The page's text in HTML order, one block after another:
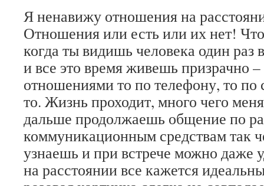
Я ненавижу отношения на
Отношения или есть или их нет!
когда ты видишь человека один раз
и все это время живешь призрачно
отношениями то по телефону, то по
то. Жизнь проходит, много чего
дальше продолжаешь общение по
коммуникационным средствам так
узнаешь и при встрече можно даже
на расстоянии все кажется